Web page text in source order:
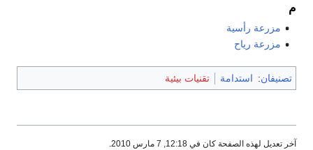
م
مزرعة رأسية
مزرعة رياح
تصنيفان: استدامة تقنيات بيئية
آخر تعديل لهذه الصفحة كان في 12:18, 7 مارس 2010.